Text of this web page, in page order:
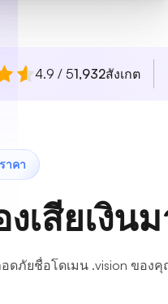
4.9 / 51,932สังเกต
าคา
สียเงิน
ดภัยชื่อโดเมน .vision ของ